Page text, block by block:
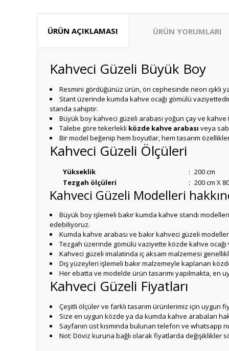
ÜRÜN AÇIKLAMASI ÜRÜN YORUMLARI
Kahveci Güzeli Büyük Boy
Resmini gördüğünüz ürün, ön cephesinde neon ışıklı
Stant üzerinde kumda kahve ocağı gömülü
standa sahiptir.
Büyük boy kahveci güzeli arabası yoğun çay ve
Talebe göre tekerlekli közde kahve arabası veya
Bir model beğenip hem boyutlar, hem tasarım
Kahveci Güzeli Ölçüleri
Yükseklik : 200 cm
Tezgah ölçüleri
: 200 cm X
Kahveci Güzeli Modelleri
Büyük boy işlemeli bakır kumda kahve standı
edebiliyoruz.
Kumda kahve arabası ve bakır kahveci güzeli
Tezgah üzerinde gömülü vaziyette közde kahve ocağı
Kahveci güzeli imalatında iç aksam malzemesi
Dış yüzeyleri işlemeli bakır malzemeyle kaplanan
Her ebatta ve modelde ürün tasarımı yapılmakta, en
Kahveci Güzeli Fiyatları
Çeşitli ölçüler ve farklı tasarım ürünlerimiz için uygun
Size en uygun közde ya da kumda kahve arabaları
Sayfanın üst kısmında bulunan telefon ve whatsapp
Not: Döviz kuruna bağlı olarak fiyatlarda değişiklikler